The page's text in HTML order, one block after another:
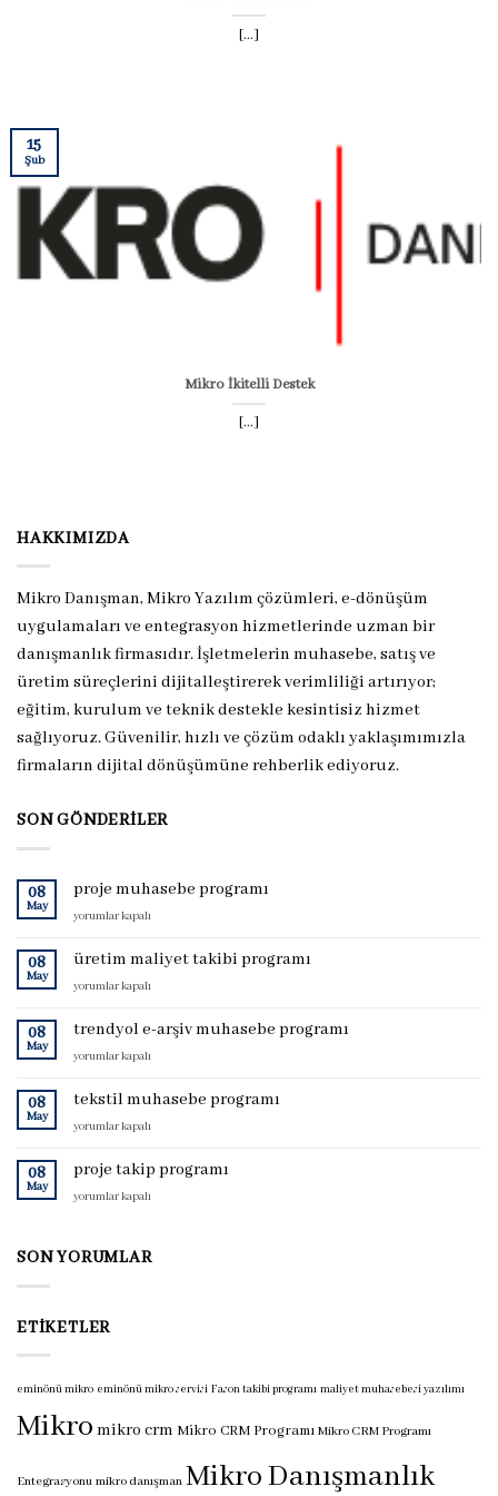
[...]
Mikro İkitelli Destek
[...]
15
Şub
HAKKIMIZDA
Mikro Danışman, Mikro Yazılım çözümleri, e-dönüşüm
uygulamaları ve entegrasyon hizmetlerinde uzman bir
danışmanlık firmasıdır. İşletmelerin muhasebe, satış ve
üretim süreçlerini dijitalleştirerek verimliliği artırıyor;
eğitim, kurulum ve teknik destekle kesintisiz hizmet
sağlıyoruz. Güvenilir, hızlı ve çözüm odaklı yaklaşımımızla
firmaların dijital dönüşümüne rehberlik ediyoruz.
SON GÖNDERILER
08
May
proje muhasebe programı
proje
programı
yorumlar kapalı
08
May
üretim maliyet takibi programı
üretim
takibi
programı
için
yorumlar kapalı
08
May
trendyol e-arşiv muhasebe programı
trendyol
arşiv
programı
yorumlar kapalı
08
May
tekstil muhasebe programı
tekstil
programı
için
yorumlar kapalı
08
May
proje takip programı
proje
için
yorumlar kapalı
SON YORUMLAR
ETIKETLER
eminönü mikro eminönü mikro servisi Fason takibi programı maliyet muhasebesi yazılımı
Mikro mikro crm Mikro CRM Programı Mikro CRM Programı
Entegrasyonu mikro danışman Mikro Danışmanlık